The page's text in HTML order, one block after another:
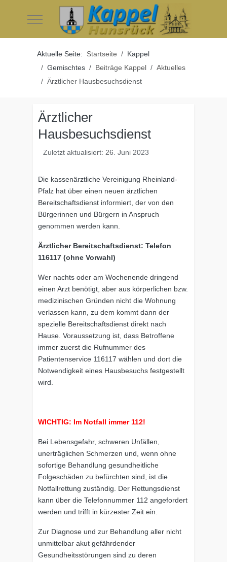
Mobile Menu Toggle
Aktuelle Seite: Startseite
Kappel
Gemischtes
Beiträge Kappel
Aktuelles
Ärztlicher Hausbesuchsdienst
Ärztlicher
Hausbesuchsdienst
Zuletzt aktualisiert: 26. Juni 2023
Die kassenärztliche Vereinigung Rheinland-
Pfalz hat über einen neuen ärztlichen
Bereitschaftsdienst informiert, der von den
Bürgerinnen und Bürgern in Anspruch
genommen werden kann.
Ärztlicher Bereitschaftsdienst: Telefon
116117 (ohne Vorwahl)
Wer nachts oder am Wochenende dringend
einen Arzt benötigt, aber aus körperlichen bzw.
medizinischen Gründen nicht die Wohnung
verlassen kann, zu dem kommt dann der
spezielle Bereitschaftsdienst direkt nach
Hause. Voraussetzung ist, dass Betroffene
immer zuerst die Rufnummer des
Patientenservice 116117 wählen und dort die
Notwendigkeit eines Hausbesuchs festgestellt
wird.
WICHTIG: Im Notfall immer 112!
Bei Lebensgefahr, schweren Unfällen,
unerträglichen Schmerzen und, wenn ohne
sofortige Behandlung gesundheitliche
Folgeschäden zu befürchten sind, ist die
Notfallrettung zuständig. Der Rettungsdienst
kann über die Telefonnummer 112 angefordert
werden und trifft in kürzester Zeit ein.
Zur Diagnose und zur Behandlung aller nicht
unmittelbar akut gefährdender
Gesundheitsstörungen sind zu deren